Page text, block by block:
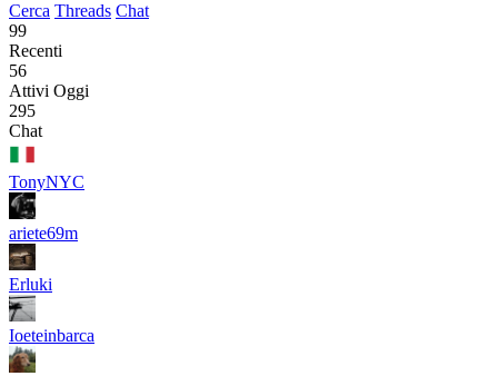
Cerca Threads Chat
99
Recenti
56
Attivi Oggi
295
Chat
TonyNYC
ariete69m
Erluki
Ioeteinbarca